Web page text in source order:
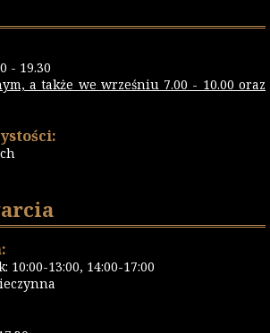
- 19.30
a także we wrześniu 7.00 - 10.00 oraz
13:00, 14:00-17:00